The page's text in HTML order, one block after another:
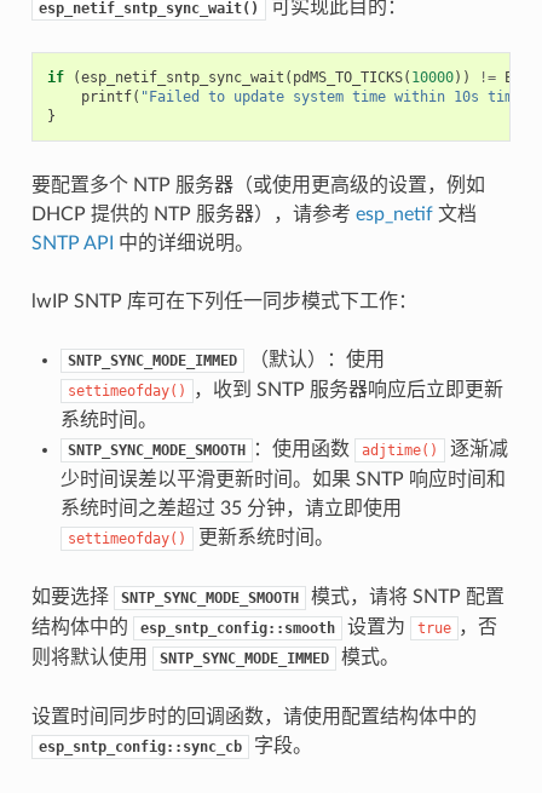
esp_netif_sntp_sync_wait() 可实现此目的：
if (esp_netif_sntp_sync_wait ( pdMS_TO_TICKS( 10000)) !=
printf( "Failed to update system time within 10s
}
要配置多个 NTP 服务器（或使用更高级的设置，例如
DHCP 提供的 NTP 服务器），请参考 esp_netif文档
SNTP API
中的详细说明。
lwIP SNTP 库可在下列任一同步模式下工作：
SNTP_SYNC_MODE_IMMED （默认）：使用
settimeofday()
，收到 SNTP 服务器响应后立即更新
系统时间。
SNTP_SYNC_MODE_SMOOTH ：使用函数 adjtime()
逐渐减
少时间误差以平滑更新时间。如果 SNTP 响应时间和
系统时间之差超过 35 分钟，请立即使用
settimeofday() 更新系统时间。
如要选择 SNTP_SYNC_MODE_SMOOTH
模式，请将 SNTP 配置
结构体中的
esp_sntp_config::smooth 设置为 true ，否
则将默认使用
SNTP_SYNC_MODE_IMMED 模式。
设置时间同步时的回调函数，请使用配置结构体中的
esp_sntp_config::sync_cb 字段。